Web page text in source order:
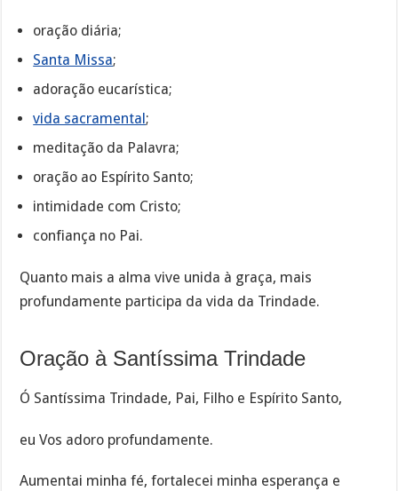
oração diária;
Santa Missa;
adoração eucarística;
vida sacramental;
meditação da Palavra;
oração ao Espírito Santo;
intimidade com Cristo;
confiança no Pai.
Quanto mais a alma vive unida à graça, mais
profundamente participa da vida da Trindade.
Oração à Santíssima Trindade
Ó Santíssima Trindade, Pai, Filho e Espírito Santo,
eu Vos adoro profundamente.
Aumentai minha fé, fortalecei minha esperança e